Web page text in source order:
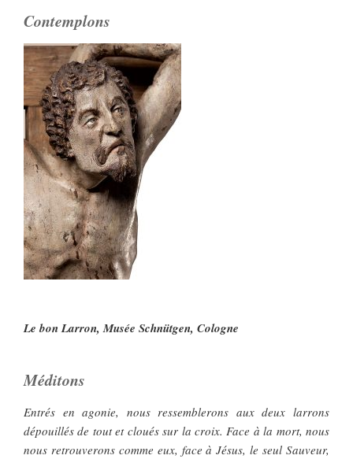
Contemplons
Le bon Larron, Musée Schnütgen, Cologne
Méditons
Entrés en agonie, nous ressemblerons aux deux larrons
dépouillés de tout et cloués sur la croix. Face à la mort, nous
nous retrouverons comme eux, face à Jésus, le seul Sauveur,